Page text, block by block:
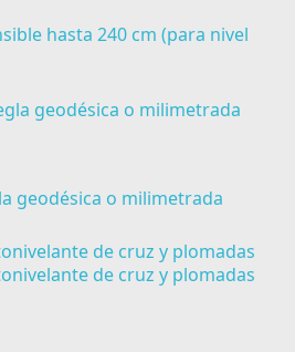
hasta 240 cm (para nivel
geodésica o milimetrada